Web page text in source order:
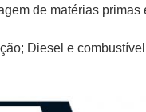
de matérias
Diesel e combustível